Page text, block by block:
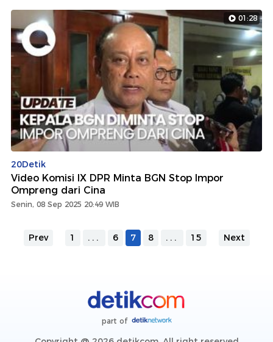
01:28
20Detik
Video Komisi IX DPR Minta BGN Stop Impor
Ompreng dari Cina
Senin, 08 Sep 2025 20:49 WIB
Prev 1 ... 6 7 8 ... 15 Next
part of